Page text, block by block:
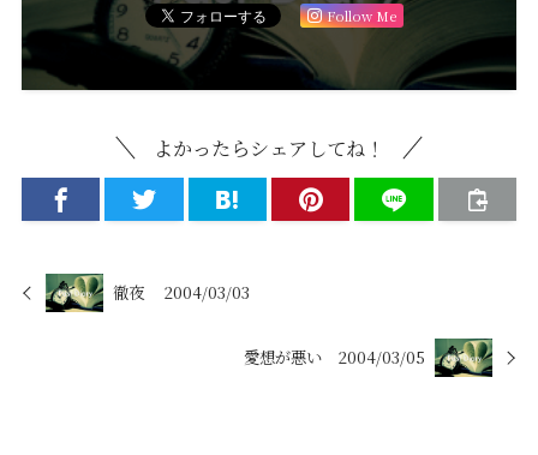
Follow Me
よかったらシェアしてね！
徹夜 2004/03/03
愛想が悪い 2004/03/05